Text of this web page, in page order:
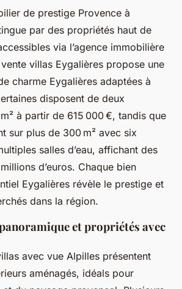
de prestige Provence à
par des propriétés haut de
via l’agence immobilière
vente villas Eygalières propose une
charme Eygalières adaptées à
disposent de deux
à partir de 615 000 €, tandis que
sur plus de 300 m² avec six
salles d’eau, affichant des
d’euros. Chaque bien
Eygalières révèle le prestige et
dans la région.
et propriétés avec
avec vue Alpilles présentent
aménagés, idéals pour